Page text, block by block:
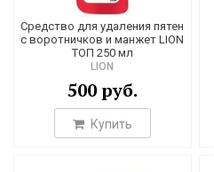
Средство для удаления пятен
с воротничков и манжет LION
ТОП 250 мл
LION
500 руб.
Купить